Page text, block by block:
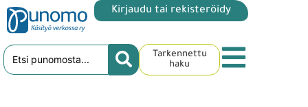
Kirjaudu tai rekisteröidy
Tarkennettu
haku